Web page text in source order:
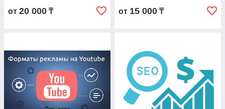
от 20 000 ₸ от 15 000 ₸